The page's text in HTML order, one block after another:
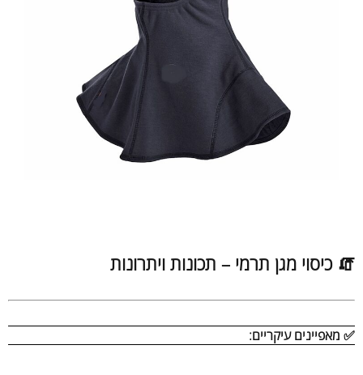
🧯 כיסוי מגן תרמי – תכונות ויתרונות
✅ מאפיינים עיקריים: